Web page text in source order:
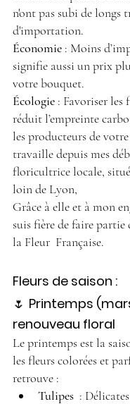
n'ont pas subi de longs
d'importation.
Économie : Moins
signifie aussi un prix
votre bouquet.
Écologie : Favoriser les
réduit l’empreinte
les producteurs de
travaille depuis mes
floricultrice locale,
loin de Lyon,
Grâce à elle et à mon
suis fière de faire
la Fleur  Française.
Fleurs de saison :
🌷 Printemps
renouveau floral
Le printemps est la
les fleurs colorées et
retrouve :
Tulipes :